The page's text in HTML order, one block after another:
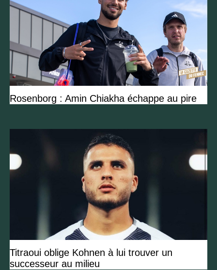
Rosenborg : Amin Chiakha échappe au pire
Titraoui oblige Kohnen à lui trouver un
successeur au milieu